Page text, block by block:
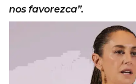
nos favorezca”.